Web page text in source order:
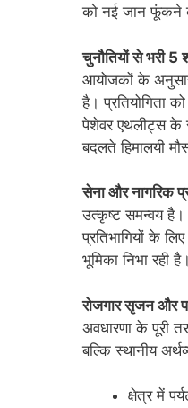
को नई जान फूंकने
चुनौतियों से भरी 5
आयोजकों के
है। प्रतियोगिता
पेशेवर एथलीट्स के
बदलते हिमालयी
सेना और नागरिक
उत्कृष्ट समन्वय है।
प्रतिभागियों के
भूमिका निभा रही है।
रोजगार सृजन और
अवधारणा के पूरी
बल्कि स्थानीय
क्षेत्र में